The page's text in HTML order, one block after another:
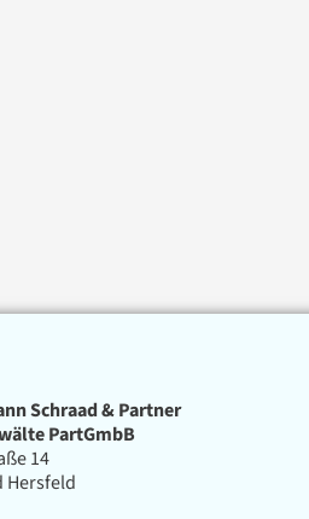
Schraad & Partner
PartGmbB
14
Hersfeld